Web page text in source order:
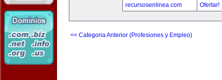
recursosenlinea.com
Ofertar!
<< Categoria Anterior (Profesiones y Empleo)